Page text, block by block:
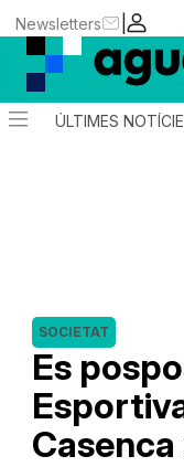
|
Newsletters
ÚLTIMES
Es
Casenca
SOCIETAT